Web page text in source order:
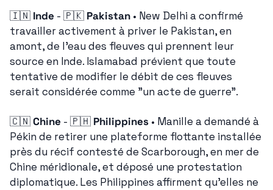
🇮🇳 Inde - 🇵🇰 Pakistan • New Delhi a confirmé
travailler activement à priver le Pakistan, en
amont, de l'eau des fleuves qui prennent leur
source en Inde. Islamabad prévient que toute
tentative de modifier le débit de ces fleuves
serait considérée comme "un acte de guerre".
🇨🇳Chine - 🇵🇭 Philippines • Manille a demandé à
Pékin de retirer une plateforme flottante installée
près du récif contesté de Scarborough, en mer de
Chine méridionale, et déposé une protestation
diplomatique. Les Philippines affirment qu'elles ne